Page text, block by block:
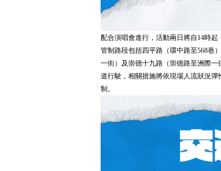
配合演唱會進行，活動兩日將自14時
管制路段包括四平路（環中路至568巷
一街）及崇德十九路（崇德路至洲際
道行駛，相關措施將依現場人流狀況
制。